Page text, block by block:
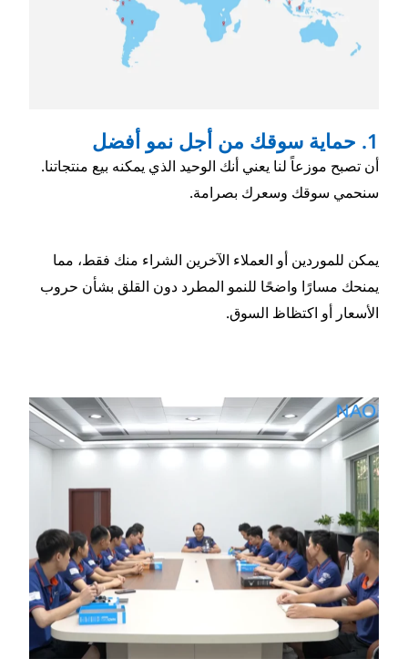
الوحيد الذي يمكنه بيع منتجاتنا.
الآخرين الشراء منك فقط، مما
المطرد دون القلق بشأن حروب